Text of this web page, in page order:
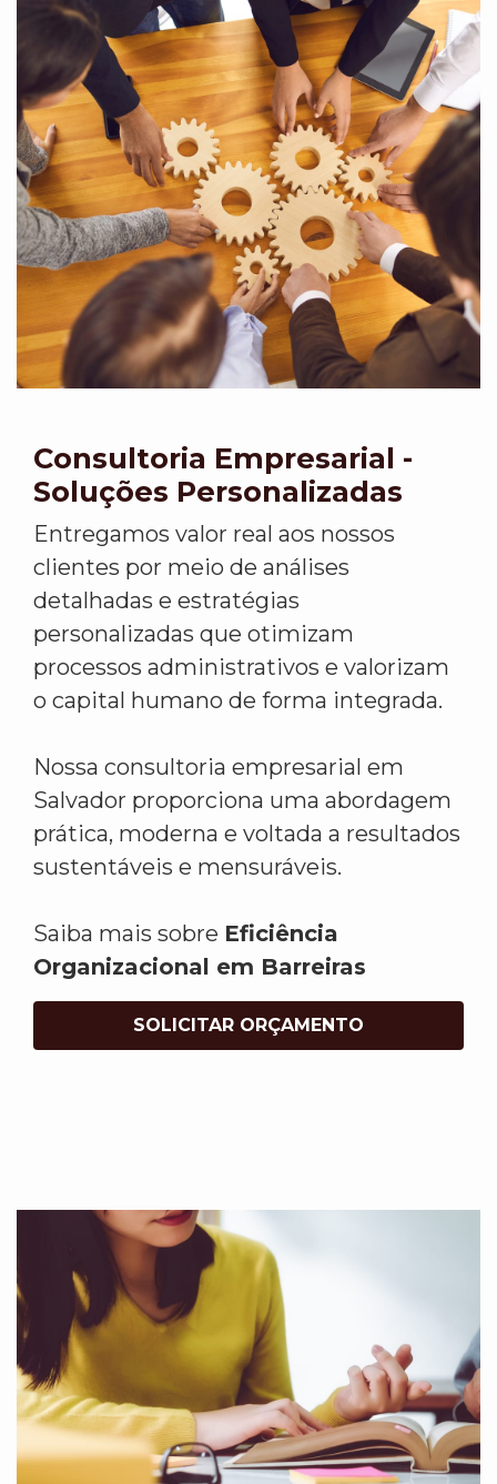
Consultoria Empresarial -
Soluções Personalizadas
Entregamos valor real aos nossos
clientes por meio de análises
detalhadas e estratégias
personalizadas que otimizam
processos administrativos e valorizam
o capital humano de forma integrada.
Nossa consultoria empresarial em
Salvador proporciona uma abordagem
prática, moderna e voltada a resultados
sustentáveis e mensuráveis.
Saiba mais sobre Eficiência
Organizacional em Barreiras
SOLICITAR ORÇAMENTO